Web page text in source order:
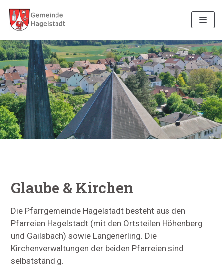
Zum
Inhalt
Glaube & Kirchen
Die Pfarrgemeinde Hagelstadt besteht aus den
Pfarreien Hagelstadt (mit den Ortsteilen Höhenberg
und Gailsbach) sowie Langenerling. Die
Kirchenverwaltungen der beiden Pfarreien sind
selbstständig.